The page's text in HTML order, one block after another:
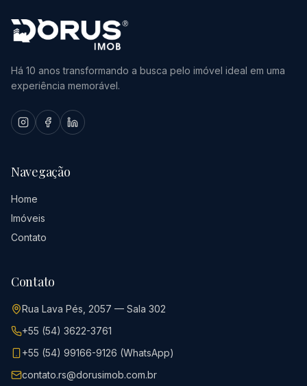
Há 10 anos transformando a busca pelo imóvel ideal em uma
experiência memorável.
Navegação
Home
Imóveis
Contato
Contato
Rua Lava Pés, 2057 — Sala 302
+55 (54) 3622-3761
+55 (54) 99166-9126 (WhatsApp)
contato.rs@dorusimob.com.br